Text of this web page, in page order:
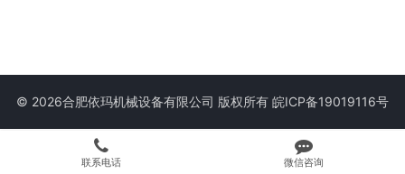
© 2026合肥依玛机械设备有限公司 版权所有 皖ICP备19019116号
联系电话 微信咨询